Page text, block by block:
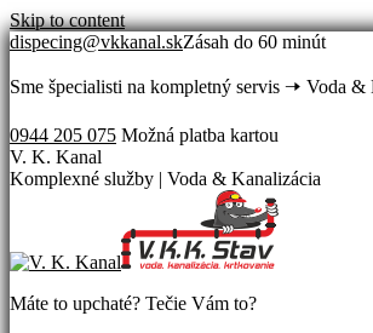
Skip to content
dispecing@vkkanal.skZásah do 60 minút
Sme špecialisti na kompletný servis 🠢 Voda &
0944 205 075 Možná platba kartou
V. K. Kanal
Komplexné služby | Voda & Kanalizácia
Máte to upchaté? Tečie Vám to?